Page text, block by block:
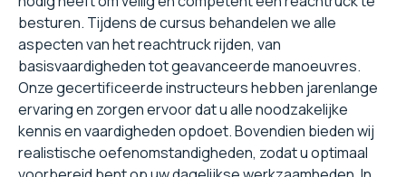
besturen. Tijdens de cursus behandelen we alle
aspecten van het reachtruck rijden, van
basisvaardigheden tot geavanceerde manoeuvres.
Onze gecertificeerde instructeurs hebben jarenlange
ervaring en zorgen ervoor dat u alle noodzakelijke
kennis en vaardigheden opdoet. Bovendien bieden wij
realistische oefenomstandigheden, zodat u optimaal